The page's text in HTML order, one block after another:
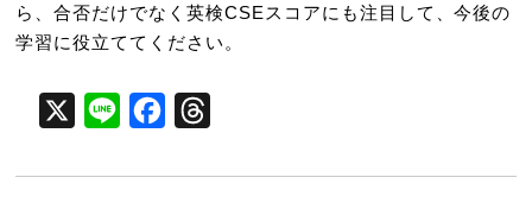
ら、合否だけでなく英検CSEスコアにも注目して、今後の
学習に役立ててください。
X Line Facebook